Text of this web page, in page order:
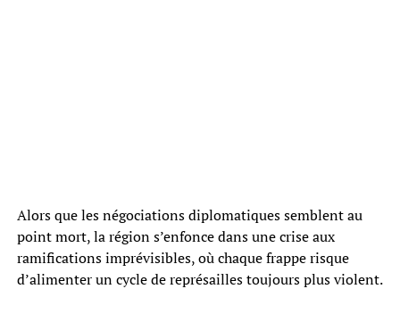
Alors que les négociations diplomatiques semblent au
point mort, la région s’enfonce dans une crise aux
ramifications imprévisibles, où chaque frappe risque
d’alimenter un cycle de représailles toujours plus violent.